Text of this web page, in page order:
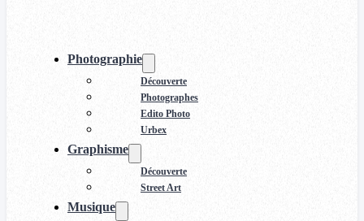
Photographie
Découverte
Photographes
Edito Photo
Urbex
Graphisme
Découverte
Street Art
Musique